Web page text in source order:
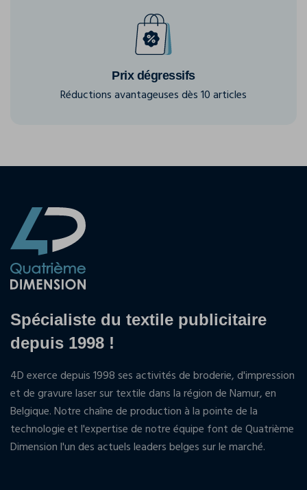
Prix dégressifs
Réductions avantageuses dès 10 articles
Spécialiste du textile publicitaire
depuis 1998 !
4D exerce depuis 1998 ses activités de broderie, d'impression
et de gravure laser sur textile dans la région de Namur, en
Belgique. Notre chaîne de production à la pointe de la
technologie et l'expertise de notre équipe font de Quatrième
Dimension l'un des actuels leaders belges sur le marché.